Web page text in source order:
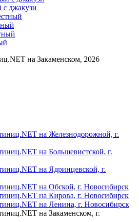
с джакузи
на Закаменском, 2026
на Железнодорожной, г.
на Большевистской, г.
на Ядринцевской, г.
на Обской, г. Новосибирск
на Кирова, г. Новосибирск
на Ленина, г. Новосибирск
на Закаменском, г.